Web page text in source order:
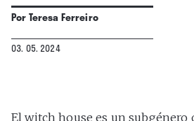
PorTeresa Ferreiro
03. 05. 2024
El witch house es un subgénero